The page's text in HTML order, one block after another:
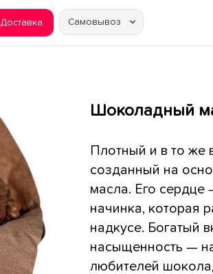
Доставка Самовывоз
Шоколадный
Плотный и в то
созданный на
масла. Его сердце
начинка, которая
надкусе. Богатый
насыщенность —
любителей